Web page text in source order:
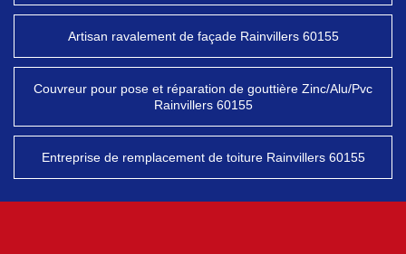
Artisan ravalement de façade Rainvillers 60155
Couvreur pour pose et réparation de gouttière Zinc/Alu/Pvc
Rainvillers 60155
Entreprise de remplacement de toiture Rainvillers 60155